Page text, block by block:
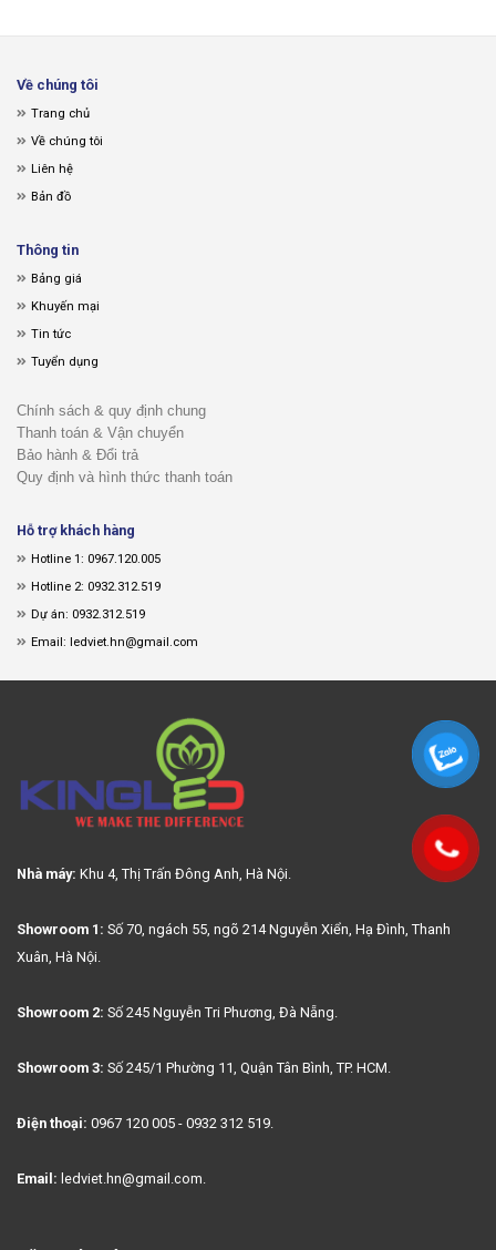
Về chúng tôi
Trang chủ
Về chúng tôi
Liên hệ
Bản đồ
Thông tin
Bảng giá
Khuyến mại
Tin tức
Tuyển dụng
Chính sách & quy định chung
Thanh toán & Vận chuyển
Bảo hành & Đổi trả
Quy định và hình thức thanh toán
Hỗ trợ khách hàng
Hotline 1: 0967.120.005
Hotline 2: 0932.312.519
Dự án: 0932.312.519
Email: ledviet.hn@gmail.com
Nhà máy: Khu 4, Thị Trấn Đông Anh, Hà Nội.
Showroom 1: Số 70, ngách 55, ngõ 214 Nguyễn Xiển, Hạ Đình, Thanh
Xuân, Hà Nội.
Showroom 2: Số 245 Nguyễn Tri Phương, Đà Nẵng.
Showroom 3: Số 245/1 Phường 11, Quận Tân Bình, TP. HCM.
Điện thoại: 0967 120 005 - 0932 312 519.
Email: ledviet.hn@gmail.com.